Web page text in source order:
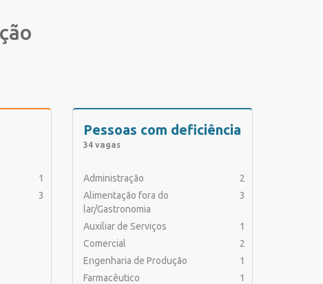
1
3
Pessoas com deficiência
34 vagas
Administração
2
Alimentação fora do
lar/Gastronomia
3
Auxiliar de Serviços
1
Comercial
2
Engenharia de Produção
1
Farmacêutico
1